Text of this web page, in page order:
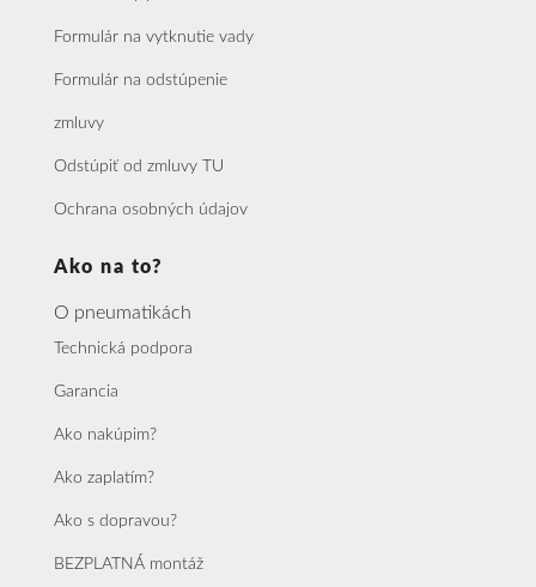
Formulár na vytknutie vady
Formulár na odstúpenie
zmluvy
Odstúpiť od zmluvy TU
Ochrana osobných údajov
Ako na to?
O pneumatikách
Technická podpora
Garancia
Ako nakúpim?
Ako zaplatím?
Ako s dopravou?
BEZPLATNÁ montáž